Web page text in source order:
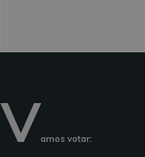
Vamos votar: